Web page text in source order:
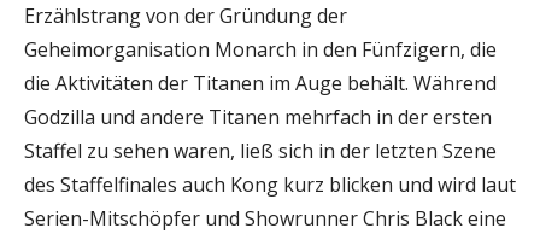
Erzählstrang von der Gründung der
Geheimorganisation Monarch in den Fünfzigern, die
die Aktivitäten der Titanen im Auge behält. Während
Godzilla und andere Titanen mehrfach in der ersten
Staffel zu sehen waren, ließ sich in der letzten Szene
des Staffelfinales auch Kong kurz blicken und wird laut
Serien-Mitschöpfer und Showrunner Chris Black eine